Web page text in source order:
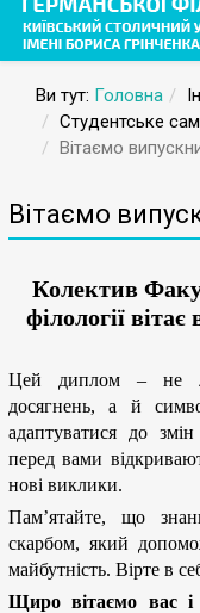
Ви тут: Головна
Студентське
Вітаємо
Вітаємо
Колектив
філології
Цей диплом – не
досягнень, а й
адаптуватися до
перед вами
нові виклики.
Пам’ятайте, що
скарбом, який
майбутність. Вірте в
Щиро вітаємо вас і